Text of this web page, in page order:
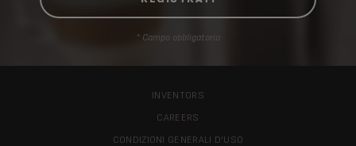
* Campo obbligatorio
INVENTORS
CAREERS
CONDIZIONI GENERALI D'USO